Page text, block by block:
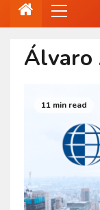
Álvaro
11 min read